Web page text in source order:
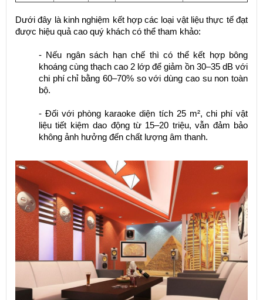
Dưới đây là kinh nghiệm kết hợp các loại vật liệu thực tế đạt
được hiệu quả cao quý khách có thể tham khảo:
- Nếu ngân sách hạn chế thì có thể kết hợp bông
khoáng cùng thạch cao 2 lớp để giảm ồn 30–35 dB với
chi phí chỉ bằng 60–70% so với dùng cao su non toàn
bộ.
- Đối với phòng karaoke diện tích 25 m², chi phí vật
liệu tiết kiệm dao động từ 15–20 triệu, vẫn đảm bảo
không ảnh hưởng đến chất lượng âm thanh.